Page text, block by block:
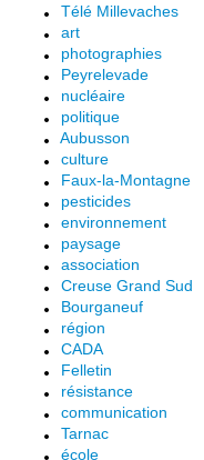
Télé Millevaches
art
photographies
Peyrelevade
nucléaire
politique
Aubusson
culture
Faux-la-Montagne
pesticides
environnement
paysage
association
Creuse Grand Sud
Bourganeuf
région
CADA
Felletin
résistance
communication
Tarnac
école